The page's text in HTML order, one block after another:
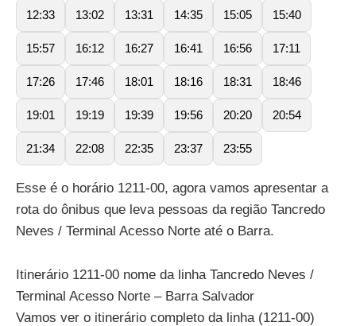
12:33 13:02 13:31 14:35 15:05 15:40
15:57 16:12 16:27 16:41 16:56 17:11
17:26 17:46 18:01 18:16 18:31 18:46
19:01 19:19 19:39 19:56 20:20 20:54
21:34 22:08 22:35 23:37 23:55
Esse é o horário 1211-00, agora vamos apresentar a
rota do ônibus que leva pessoas da região Tancredo
Neves / Terminal Acesso Norte até o Barra.
Itinerário 1211-00 nome da linha Tancredo Neves /
Terminal Acesso Norte – Barra Salvador
Vamos ver o itinerário completo da linha (1211-00)